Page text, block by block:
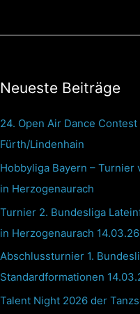
Neueste Beiträge
24. Open Air Dance Contest
Fürth/Lindenhain
Hobbyliga Bayern – Turnier
in Herzogenaurach
Turnier 2. Bundesliga
in Herzogenaurach 14.03.26
Abschlussturnier 1.
Standardformationen
Talent Night 2026 der